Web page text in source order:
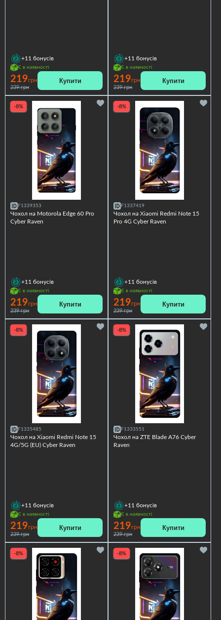
+11 бонусів
Є в наявності
219грн
239 грн
Купити
+11 бонусів
Є в наявності
219грн
239 грн
Купити
-8%
F1339353
Чохол на Motorola Edge 60 Pro
Cyber Raven
+11 бонусів
Є в наявності
219грн
239 грн
Купити
-8%
F1337419
Чохол на Xiaomi Redmi Note 15
Pro 4G Cyber Raven
+11 бонусів
Є в наявності
219грн
239 грн
Купити
-8%
F1335485
Чохол на Xiaomi Redmi Note 15
4G/5G (EU) Cyber Raven
+11 бонусів
Є в наявності
219грн
239 грн
Купити
-8%
F1333551
Чохол на ZTE Blade A76 Cyber
Raven
+11 бонусів
Є в наявності
219грн
239 грн
Купити
-8% -8%